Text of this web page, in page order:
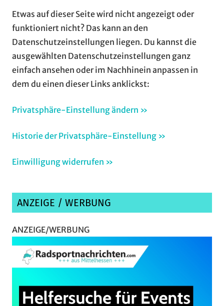
Etwas auf dieser Seite wird nicht angezeigt oder
funktioniert nicht? Das kann an den
Datenschutzeinstellungen liegen. Du kannst die
ausgewählten Datenschutzeinstellungen ganz
einfach ansehen oder im Nachhinein anpassen in
dem du einen dieser Links anklickst:
Privatsphäre-Einstellung ändern »
Historie der Privatsphäre-Einstellung »
Einwilligung widerrufen »
ANZEIGE / WERBUNG
ANZEIGE/WERBUNG